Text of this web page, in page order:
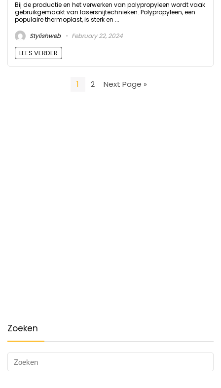
Bij de productie en het verwerken van polypropyleen wordt vaak
gebruikgemaakt van lasersnijtechnieken. Polypropyleen, een
populaire thermoplast, is sterk en ...
Stylishweb
February 22, 2024
LEES VERDER
1 2 Next Page »
Zoeken